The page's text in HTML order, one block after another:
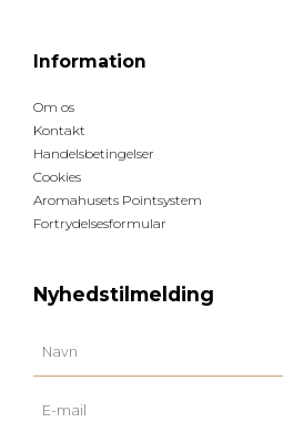
Information
Om os
Kontakt
Handelsbetingelser
Cookies
Aromahusets Pointsystem
Fortrydelsesformular
Nyhedstilmelding